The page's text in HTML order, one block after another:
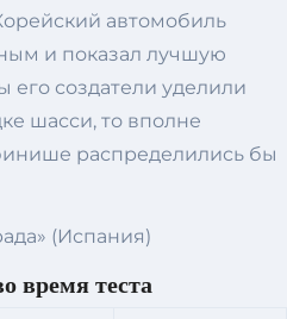
автомобиль
и показал лучшую
его создатели уделили
шасси, то вполне
распределились бы
(Испания)
время теста